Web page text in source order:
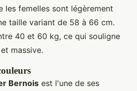
les femelles sont légèrement
taille variant de 58 à 66 cm.
40 et 60 kg, ce qui souligne
massive.
Bernois est l'une de ses